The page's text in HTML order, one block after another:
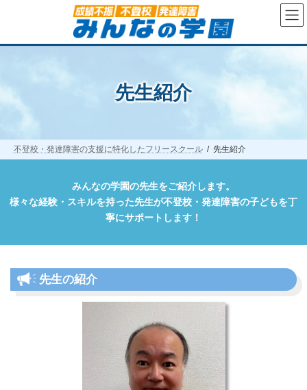
ン
ッ
ー
移
先生紹介
不登校・発達障害の支援に特化したフリースクール 先生紹介
みんなの学園の先生をご紹介します。
様々な経験・スキルを持った先生が不登校・発達障害の子どもを丁
寧にサポートします！
先生の紹介